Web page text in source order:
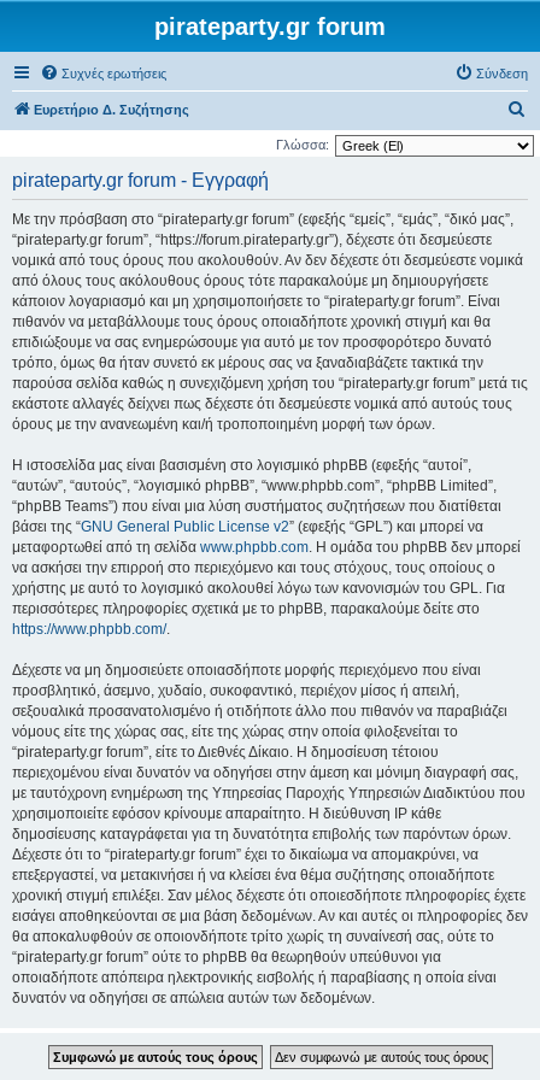
pirateparty.gr forum
Συχνές ερωτήσεις Σύνδεση
Ευρετήριο Δ. Συζήτησης
ν
Γλώσσα:
pirateparty.gr forum - Εγγραφή
Με την πρόσβαση στο “pirateparty.gr forum” (εφεξής “εμείς”, “εμάς”, “δικό μας”,
“pirateparty.gr forum”, “https://forum.pirateparty.gr”), δέχεστε ότι δεσμεύεστε
νομικά από τους όρους που ακολουθούν. Αν δεν δέχεστε ότι δεσμεύεστε νομικά
από όλους τους ακόλουθους όρους τότε παρακαλούμε μη δημιουργήσετε
κάποιον λογαριασμό και μη χρησιμοποιήσετε το “pirateparty.gr forum”. Είναι
πιθανόν να μεταβάλλουμε τους όρους οποιαδήποτε χρονική στιγμή και θα
επιδιώξουμε να σας ενημερώσουμε για αυτό με τον προσφορότερο δυνατό
τρόπο, όμως θα ήταν συνετό εκ μέρους σας να ξαναδιαβάζετε τακτικά την
παρούσα σελίδα καθώς η συνεχιζόμενη χρήση του “pirateparty.gr forum” μετά τις
εκάστοτε αλλαγές δείχνει πως δέχεστε ότι δεσμεύεστε νομικά από αυτούς τους
όρους με την ανανεωμένη και/ή τροποποιημένη μορφή των όρων.
Η ιστοσελίδα μας είναι βασισμένη στο λογισμικό phpBB (εφεξής “αυτοί”,
“αυτών”, “αυτούς”, “λογισμικό phpBB”, “www.phpbb.com”, “phpBB Limited”,
“phpBB Teams”) που είναι μια λύση συστήματος συζητήσεων που διατίθεται
βάσει της “GNU General Public License v2” (εφεξής “GPL”) και μπορεί να
μεταφορτωθεί από τη σελίδα www.phpbb.com. Η ομάδα του phpBB δεν μπορεί
να ασκήσει την επιρροή στο περιεχόμενο και τους στόχους, τους οποίους ο
χρήστης με αυτό το λογισμικό ακολουθεί λόγω των κανονισμών του GPL. Για
περισσότερες πληροφορίες σχετικά με το phpBB, παρακαλούμε δείτε στο
https://www.phpbb.com/.
Δέχεστε να μη δημοσιεύετε οποιασδήποτε μορφής περιεχόμενο που είναι
προσβλητικό, άσεμνο, χυδαίο, συκοφαντικό, περιέχον μίσος ή απειλή,
σεξουαλικά προσανατολισμένο ή οτιδήποτε άλλο που πιθανόν να παραβιάζει
νόμους είτε της χώρας σας, είτε της χώρας στην οποία φιλοξενείται το
“pirateparty.gr forum”, είτε το Διεθνές Δίκαιο. Η δημοσίευση τέτοιου
περιεχομένου είναι δυνατόν να οδηγήσει στην άμεση και μόνιμη διαγραφή σας,
με ταυτόχρονη ενημέρωση της Υπηρεσίας Παροχής Υπηρεσιών Διαδικτύου που
χρησιμοποιείτε εφόσον κρίνουμε απαραίτητο. Η διεύθυνση IP κάθε
δημοσίευσης καταγράφεται για τη δυνατότητα επιβολής των παρόντων όρων.
Δέχεστε ότι το “pirateparty.gr forum” έχει το δικαίωμα να απομακρύνει, να
επεξεργαστεί, να μετακινήσει ή να κλείσει ένα θέμα συζήτησης οποιαδήποτε
χρονική στιγμή επιλέξει. Σαν μέλος δέχεστε ότι οποιεσδήποτε πληροφορίες έχετε
εισάγει αποθηκεύονται σε μια βάση δεδομένων. Αν και αυτές οι πληροφορίες δεν
θα αποκαλυφθούν σε οποιονδήποτε τρίτο χωρίς τη συναίνεσή σας, ούτε το
“pirateparty.gr forum” ούτε το phpBB θα θεωρηθούν υπεύθυνοι για
οποιαδήποτε απόπειρα ηλεκτρονικής εισβολής ή παραβίασης η οποία είναι
δυνατόν να οδηγήσει σε απώλεια αυτών των δεδομένων.